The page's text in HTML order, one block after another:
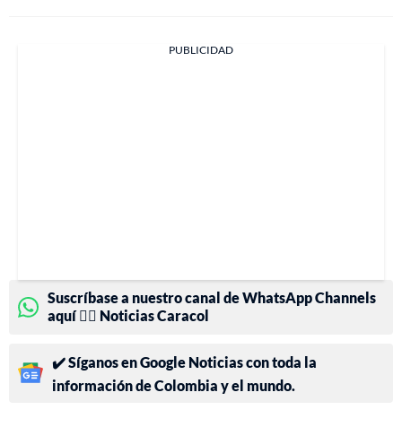
PUBLICIDAD
Suscríbase a nuestro canal de WhatsApp Channels
aquí 👉🏻 Noticias Caracol
✔️ Síganos en Google Noticias con toda la
información de Colombia y el mundo.